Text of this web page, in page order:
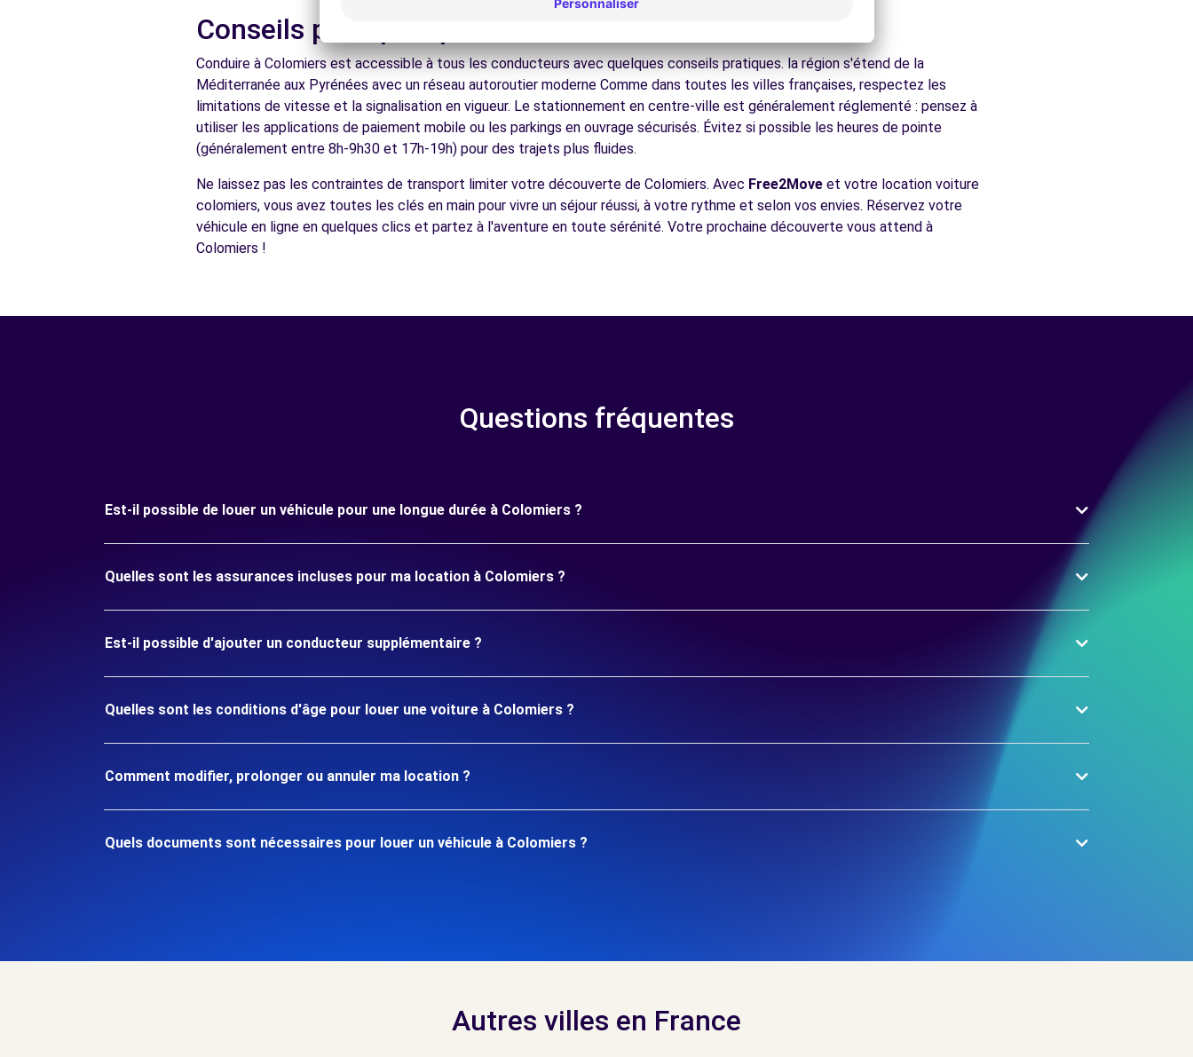
Voir toutes les agences
Conseils pratiques pour conduire à Colomiers
Conduire à Colomiers est accessible à tous les conducteurs avec quelques conseils pratiques. la région s'étend de la
Méditerranée aux Pyrénées avec un réseau autoroutier moderne Comme dans toutes les villes françaises, respectez les
limitations de vitesse et la signalisation en vigueur. Le stationnement en centre-ville est généralement réglementé : pensez à
utiliser les applications de paiement mobile ou les parkings en ouvrage sécurisés. Évitez si possible les heures de pointe
(généralement entre 8h-9h30 et 17h-19h) pour des trajets plus fluides.
Ne laissez pas les contraintes de transport limiter votre découverte de Colomiers. Avec Free2Move et votre location voiture
colomiers, vous avez toutes les clés en main pour vivre un séjour réussi, à votre rythme et selon vos envies. Réservez votre
véhicule en ligne en quelques clics et partez à l'aventure en toute sérénité. Votre prochaine découverte vous attend à
Colomiers !
Questions fréquentes
Est-il possible de louer un véhicule pour une longue durée à Colomiers ?
Quelles sont les assurances incluses pour ma location à Colomiers ?
Est-il possible d'ajouter un conducteur supplémentaire ?
Quelles sont les conditions d'âge pour louer une voiture à Colomiers ?
Comment modifier, prolonger ou annuler ma location ?
Quels documents sont nécessaires pour louer un véhicule à Colomiers ?
Autres villes en France